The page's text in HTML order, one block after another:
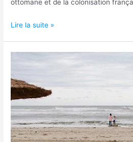
ottomane et de la colonisation
Visiter
endroits
incontournables
à
ne
pas
manquer
Lire la suite »